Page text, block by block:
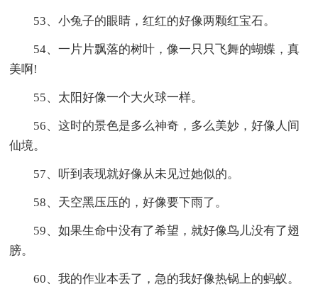
53、小兔子的眼睛，红红的好像两颗红宝石。
54、一片片飘落的树叶，像一只只飞舞的蝴蝶，真
美啊!
55、太阳好像一个大火球一样。
56、这时的景色是多么神奇，多么美妙，好像人间
仙境。
57、听到表现就好像从未见过她似的。
58、天空黑压压的，好像要下雨了。
59、如果生命中没有了希望，就好像鸟儿没有了翅
膀。
60、我的作业本丢了，急的我好像热锅上的蚂蚁。